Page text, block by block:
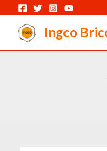
contenu
Ingco